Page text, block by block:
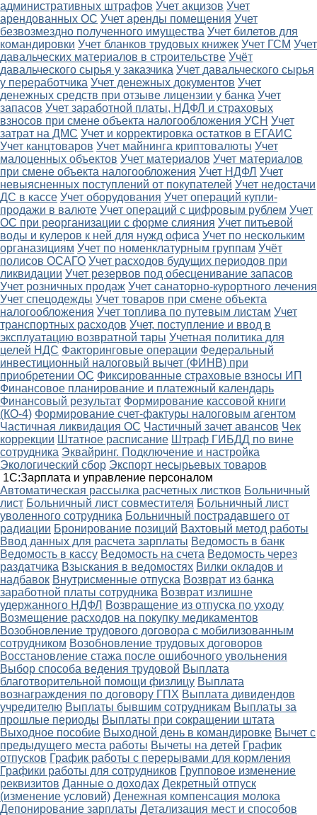
административных штрафов Учет акцизов Учет
арендованных ОС Учет аренды помещения Учет
безвозмездно полученного имущества Учет билетов для
командировки Учет бланков трудовых книжек Учет ГСМ Учет
давальческих материалов в строительстве Учёт
давальческого сырья у заказчика Учет давальческого сырья
у переработчика Учет денежных документов Учет
денежных средств при отзыве лицензии у банка Учет
запасов Учет заработной платы, НДФЛ и страховых
взносов при смене объекта налогообложения УСН Учет
затрат на ДМС Учет и корректировка остатков в ЕГАИС
Учет канцтоваров Учет майнинга криптовалюты Учет
малоценных объектов Учет материалов Учет материалов
при смене объекта налогообложения Учет НДФЛ Учет
невыясненных поступлений от покупателей Учет недостачи
ДС в кассе Учет оборудования Учет операций купли-
продажи в валюте Учет операций с цифровым рублем Учет
ОС при реорганизации с форме слияния Учет питьевой
воды и кулеров к ней для нужд офиса Учет по нескольким
органазициям Учет по номенклатурным группам Учёт
полисов ОСАГО Учет расходов будущих периодов при
ликвидации Учет резервов под обесценивание запасов
Учет розничных продаж Учет санаторно-курортного лечения
Учет спецодежды Учет товаров при смене объекта
налогообложения Учет топлива по путевым листам Учет
транспортных расходов Учет, поступление и ввод в
эксплуатацию возвратной тары Учетная политика для
целей НДС Факторинговые операции Федеральный
инвестиционный налоговый вычет (ФИНВ) при
приобретении ОС Фиксированные страховые взносы ИП
Финансовое планирование и платежный календарь
Финансовый результат Формирование кассовой книги
(КО-4) Формирование счет-фактуры налоговым агентом
Частичная ликвидация ОС Частичный зачет авансов Чек
коррекции Штатное расписание Штраф ГИБДД по вине
сотрудника Эквайринг. Подключение и настройка
Экологический сбор Экспорт несырьевых товаров
1С:Зарплата и управление персоналом
Автоматическая рассылка расчетных листков Больничный
лист Больничный лист совместителя Больничный лист
уволенного сотрудника Больничный пострадавшего от
радиации Бронирование позиций Вахтовый метод работы
Ввод данных для расчета зарплаты Ведомость в банк
Ведомость в кассу Ведомость на счета Ведомость через
раздатчика Взыскания в ведомостях Вилки окладов и
надбавок Внутрисменные отпуска Возврат из банка
заработной платы сотрудника Возврат излишне
удержанного НДФЛ Возвращение из отпуска по уходу
Возмещение расходов на покупку медикаментов
Возобновление трудового договора с мобилизованным
сотрудником Возобновление трудовых договоров
Восстановление стажа после ошибочного увольнения
Выбор способа ведения трудовой Выплата
благотворительной помощи физлицу Выплата
вознаграждения по договору ГПХ Выплата дивидендов
учредителю Выплаты бывшим сотрудникам Выплаты за
прошлые периоды Выплаты при сокращении штата
Выходное пособие Выходной день в командировке Вычет с
предыдущего места работы Вычеты на детей График
отпусков График работы с перерывами для кормления
Графики работы для сотрудников Групповое изменение
реквизитов Данные о доходах Декретный отпуск
(изменение условий) Денежная компенсация молока
Депонирование зарплаты Детализация мест и способов